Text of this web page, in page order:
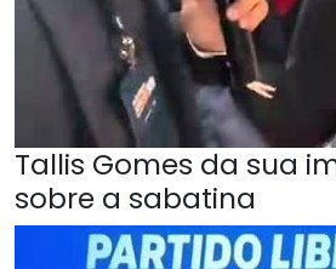
Tallis Gomes da sua
sobre a sabatina